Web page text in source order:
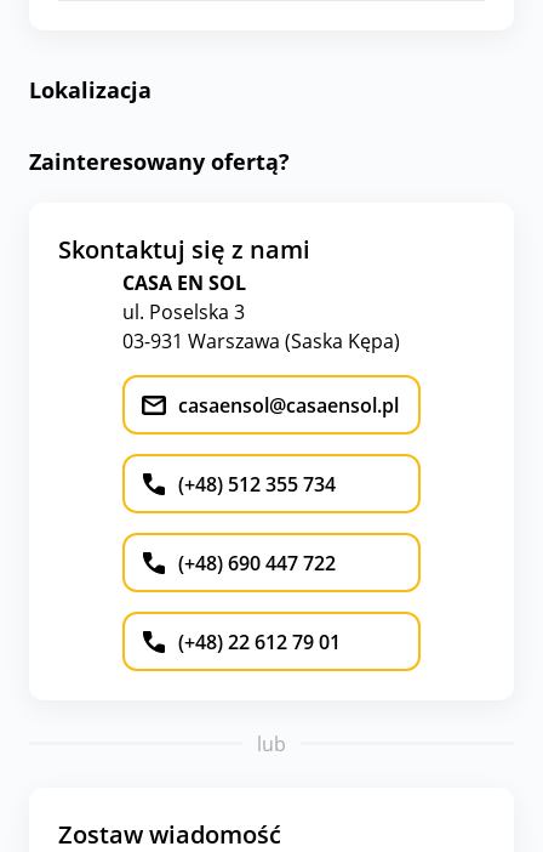
Lokalizacja
Zainteresowany ofertą?
Skontaktuj się z nami
CASA EN SOL
ul. Poselska 3
03-931 Warszawa (Saska Kępa)
casaensol@casaensol.pl
(+48) 512 355 734
(+48) 690 447 722
(+48) 22 612 79 01
lub
Zostaw wiadomość